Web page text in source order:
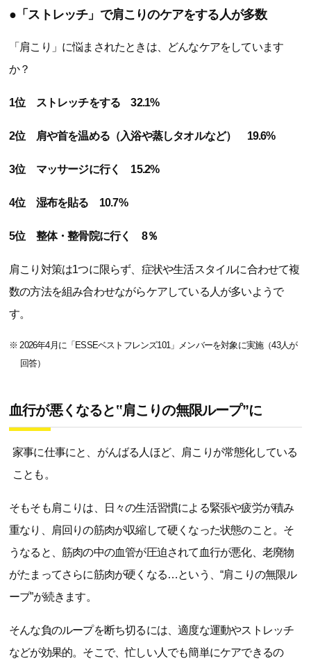
●「ストレッチ」で肩こりのケアをする人が多数
「肩こり」に悩まされたときは、どんなケアをしています
か？
1位 ストレッチをする 32.1%
2位 肩や首を温める（入浴や蒸しタオルなど） 19.6%
3位 マッサージに行く 15.2%
4位 湿布を貼る 10.7%
5位 整体・整骨院に行く 8％
肩こり対策は1つに限らず、症状や生活スタイルに合わせて複
数の方法を組み合わせながらケアしている人が多いようで
す。
※ 2026年4月に「ESSEベストフレンズ101」メンバーを対象に実施（43人が
回答）
血行が悪くなると‟肩こりの無限ループ”に
家事に仕事にと、がんばる人ほど、肩こりが常態化している
ことも。
そもそも肩こりは、日々の生活習慣による緊張や疲労が積み
重なり、肩回りの筋肉が収縮して硬くなった状態のこと。そ
うなると、筋肉の中の血管が圧迫されて血行が悪化、老廃物
がたまってさらに筋肉が硬くなる…という、“肩こりの無限ル
ープ”が続きます。
そんな負のループを断ち切るには、適度な運動やストレッチ
などが効果的。そこで、忙しい人でも簡単にケアできるの